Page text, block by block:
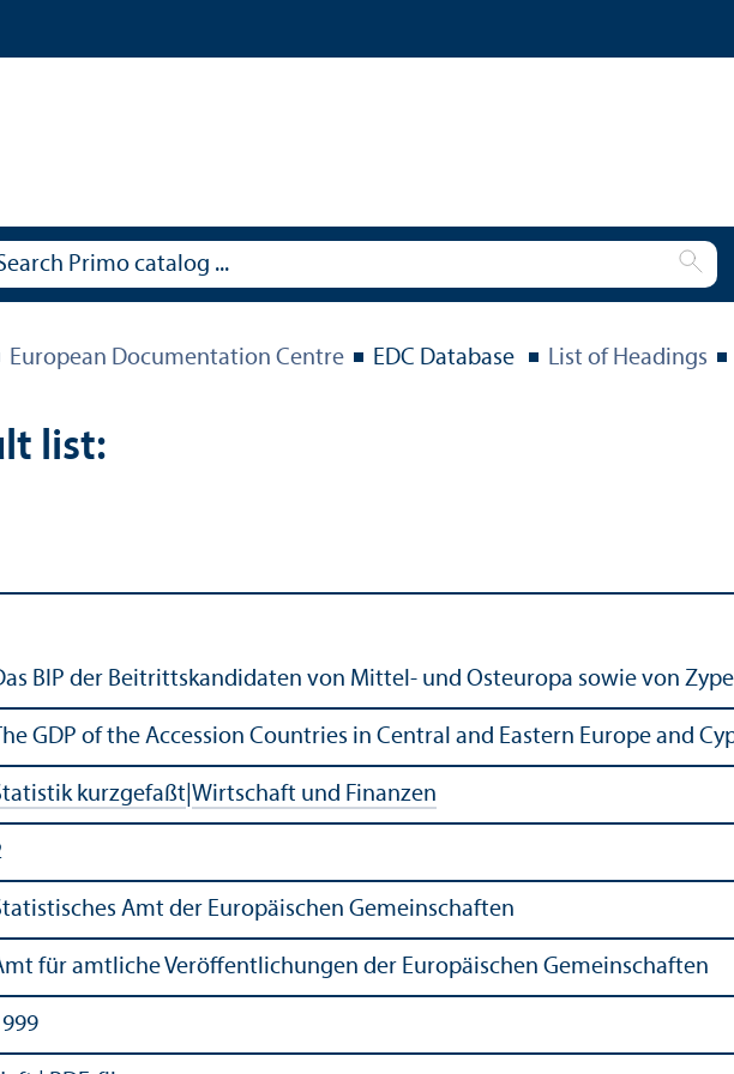
European Documentation Centre EDC Database List of Headings
list:
BIP der Beitrittskandidaten von Mittel- und Osteuropa sowie von
GDP of the Accession Countries in Central and Eastern Europe and
kurzgefaßt Wirtschaft und Finanzen
Amt der Europäischen Gemeinschaften
für amtliche Veröffentlichungen der Europäischen Gemeinschaften